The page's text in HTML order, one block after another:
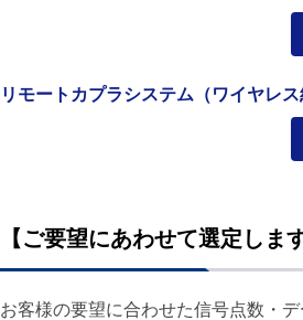
リモートカプラシステム（ワイヤレス
【ご要望にあわせて選定します
お客様の要望に合わせた信号点数・